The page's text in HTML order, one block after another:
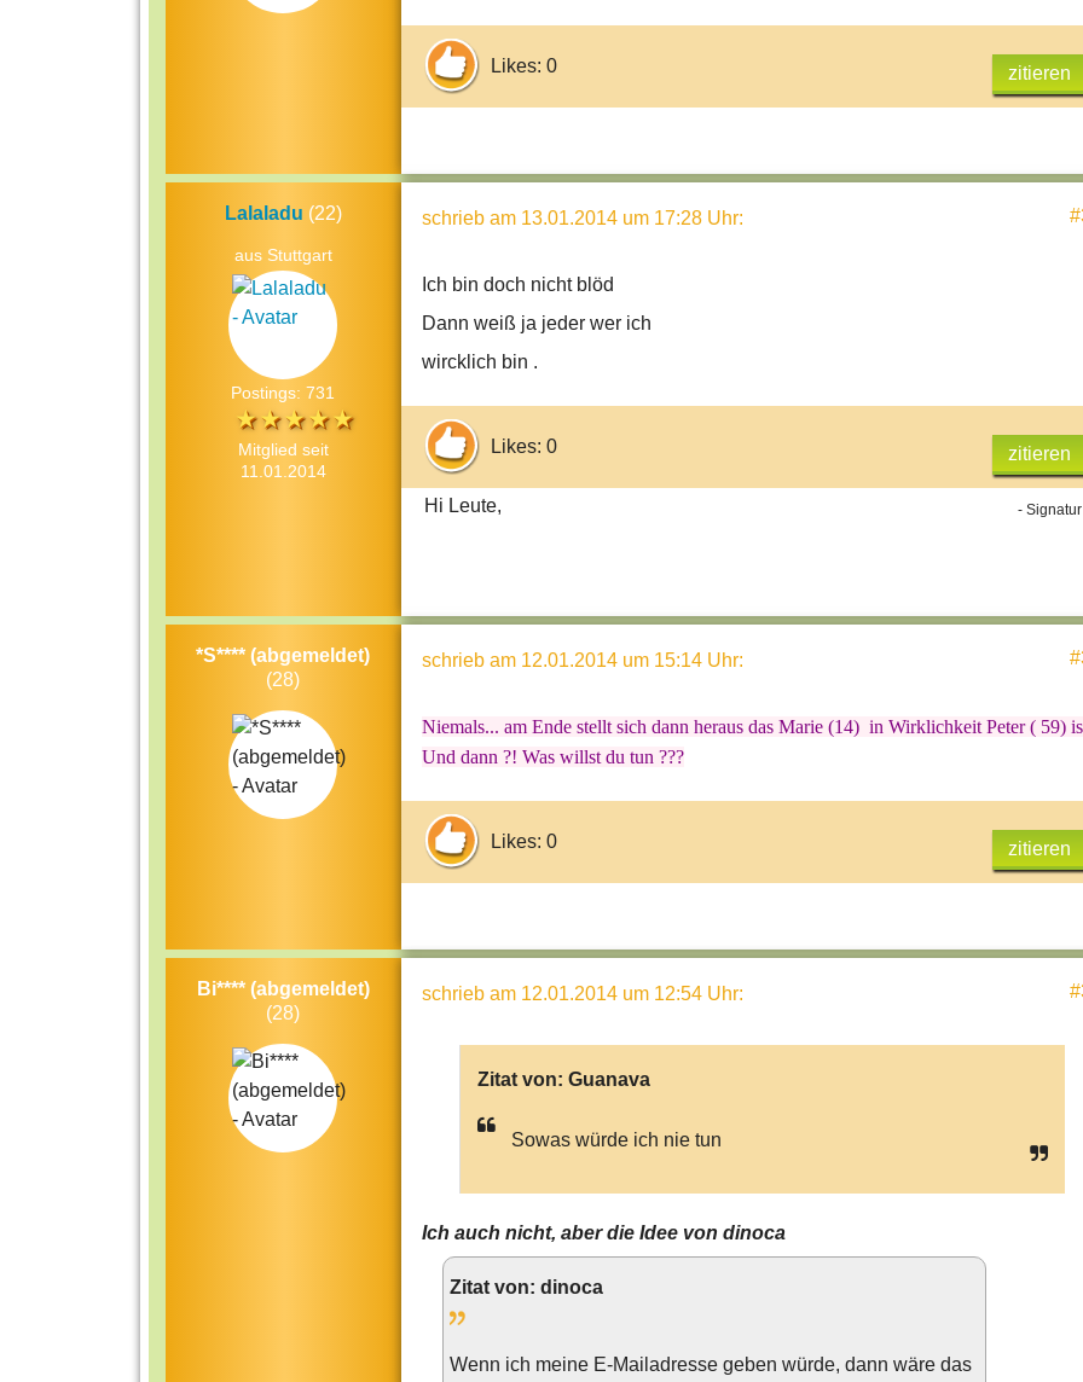
Likes: 0 zitieren
Lalaladu (22)
aus Stuttgart
Postings: 731
Mitglied seit
11.01.2014
schrieb am 13.01.2014 um 17:28 Uhr:
Ich bin doch nicht blöd
Dann weiß ja jeder wer ich
wircklich bin .
Likes: 0 zitieren
-
Hi Leute,
*S**** (abgemeldet)
(28)
schrieb am 12.01.2014 um 15:14 Uhr:
Niemals... am Ende stellt sich dann heraus das Marie (14) in Wirklichkeit Peter ( 59)
Und dann ?! Was willst du tun ???
Likes: 0 zitieren
Bi**** (abgemeldet)
(28)
schrieb am 12.01.2014 um 12:54 Uhr:
Zitat von: Guanava
Sowas würde ich nie tun
Ich auch nicht, aber die Idee von dinoca
Zitat von: dinoca
Wenn ich meine E-Mailadresse geben würde, dann wäre das